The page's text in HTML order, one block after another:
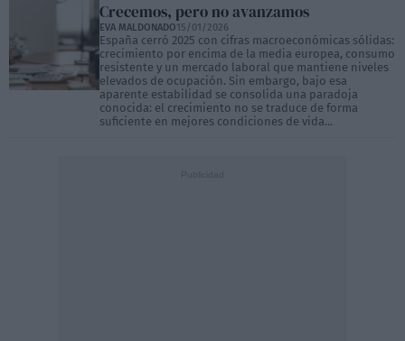
Crecemos, pero no avanzamos
EVA MALDONADO15/01/2026
España cerró 2025 con cifras macroeconómicas sólidas:
crecimiento por encima de la media europea, consumo
resistente y un mercado laboral que mantiene niveles
elevados de ocupación. Sin embargo, bajo esa
aparente estabilidad se consolida una paradoja
conocida: el crecimiento no se traduce de forma
suficiente en mejores condiciones de vida...